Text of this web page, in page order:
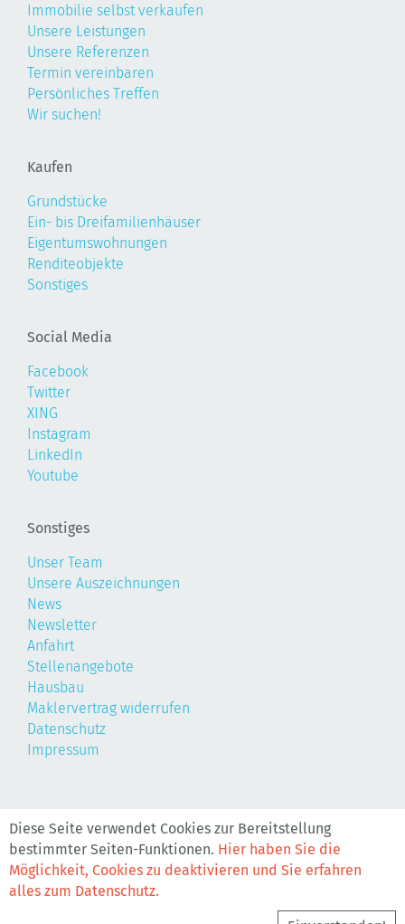
Diese Seite verwendet Cookies zur Bereitstellung
bestimmter Seiten-Funktionen. Hier haben Sie die
Möglichkeit, Cookies zu deaktivieren und Sie erfahren
alles zum Datenschutz.
Immobilie selbst verkaufen
Unsere Leistungen
Unsere Referenzen
Termin vereinbaren
Persönliches Treffen
Wir suchen!
Kaufen
Grundstücke
Ein- bis Dreifamilienhäuser
Eigentumswohnungen
Renditeobjekte
Sonstiges
Social Media
Facebook
Twitter
XING
Instagram
LinkedIn
Youtube
Sonstiges
Unser Team
Unsere Auszeichnungen
News
Newsletter
Anfahrt
Stellenangebote
Hausbau
Maklervertrag widerrufen
Datenschutz
Impressum
©2026, Realis